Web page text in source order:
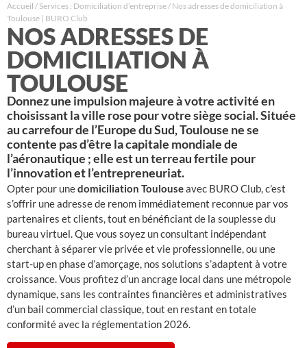
Accueil / Services : Domiciliation d’entreprise/ Nos adresses de domiciliation à
Toulouse | BURO Club
NOS ADRESSES DE
DOMICILIATION À
TOULOUSE
Donnez une impulsion majeure à votre activité en
choisissant la ville rose pour votre siège social. Située
au carrefour de l’Europe du Sud, Toulouse ne se
contente pas d’être la capitale mondiale de
l’aéronautique ; elle est un terreau fertile pour
l’innovation et l’entrepreneuriat.
Opter pour unedomiciliation Toulouseavec BURO Club, c’est
s’offrir une adresse de renom immédiatement reconnue par vos
partenaires et clients, tout en bénéficiant de la souplesse du
bureau virtuel. Que vous soyez un consultant indépendant
cherchant à séparer vie privée et vie professionnelle, ou une
start-up en phase d’amorçage, nos solutions s’adaptent à votre
croissance. Vous profitez d’un ancrage local dans une métropole
dynamique, sans les contraintes financières et administratives
d’un bail commercial classique, tout en restant en totale
conformité avec la réglementation 2026.